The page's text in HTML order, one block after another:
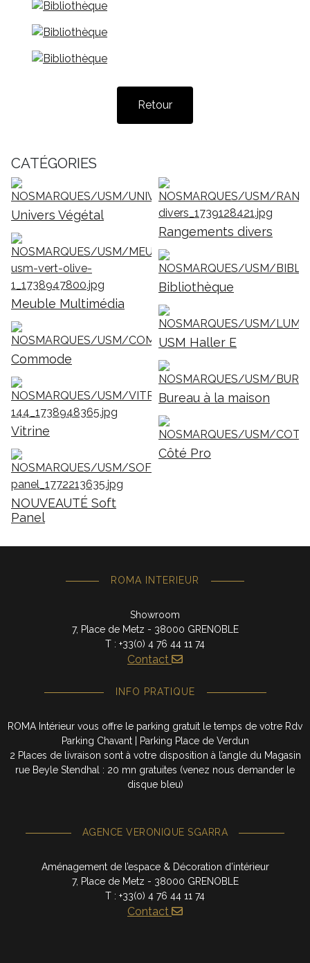
Retour
CATÉGORIES
Univers Végétal
Rangements divers
Meuble Multimédia
Bibliothèque
USM Haller E
Commode
Bureau à la maison
Vitrine
Côté Pro
NOUVEAUTÉ Soft
Panel
ROMA INTERIEUR
Showroom
7, Place de Metz - 38000 GRENOBLE
T : +33(0) 4 76 44 11 74
Contact
INFO PRATIQUE
ROMA Intérieur vous offre le parking gratuit le temps de votre Rdv
Parking Chavant | Parking Place de Verdun
2 Places de livraison sont à votre disposition à l’angle du Magasin
rue Beyle Stendhal : 20 mn gratuites (venez nous demander le
disque bleu)
AGENCE VERONIQUE SGARRA
Aménagement de l’espace & Décoration d’intérieur
7, Place de Metz - 38000 GRENOBLE
T : +33(0) 4 76 44 11 74
Contact